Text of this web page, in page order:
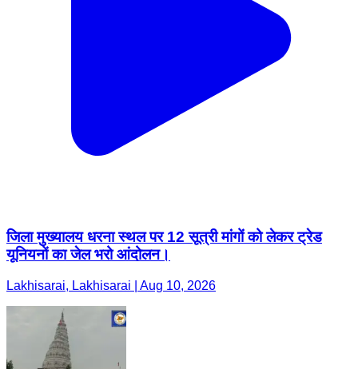
जिला मुख्यालय धरना स्थल पर 12 सूत्री मांगों को लेकर ट्रेड
यूनियनों का जेल भरो आंदोलन।
Lakhisarai, Lakhisarai | Aug 10, 2026